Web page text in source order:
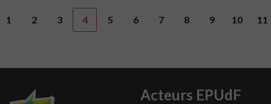
1 2 3 4 5 6 7 8 9 10 11
Acteurs EPUdF